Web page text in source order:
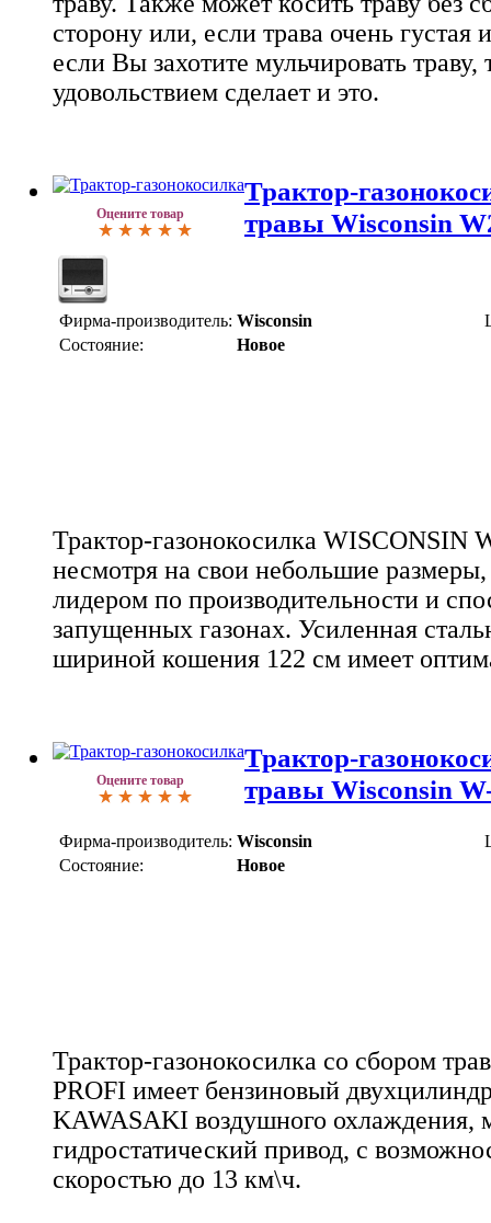
сторону или, если трава очень густая
если Вы захотите мульчировать
удовольствием сделает и это.
Оцените товар
Трактор-
травы Wisconsin
Фирма-производитель: Wisconsin
Состояние:
Новое
Трактор-газонокосилка WISCONSIN
несмотря на свои небольшие
лидером по производительности и
запущенных газонах. Усиленная
шириной кошения 122 см имеет
Оцените товар
Трактор-
травы Wisconsin
Фирма-производитель: Wisconsin
Состояние:
Новое
Трактор-газонокосилка со сбором
PROFI имеет бензиновый
KAWASAKI воздушного охлаждения,
гидростатический привод, с
скоростью до 13 км\ч.